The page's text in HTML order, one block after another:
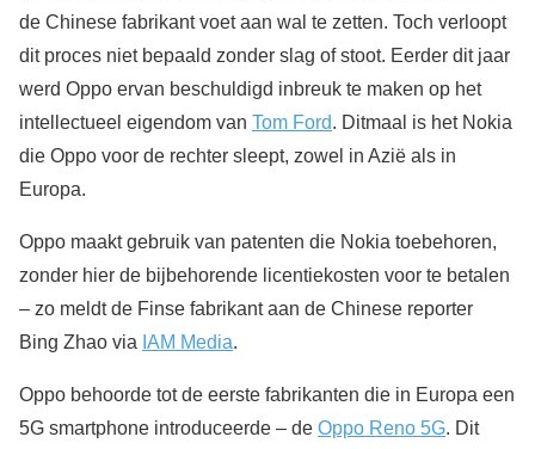
de Chinese fabrikant voet aan wal te zetten. Toch verloopt
dit proces niet bepaald zonder slag of stoot. Eerder dit jaar
werd Oppo ervan beschuldigd inbreuk te maken op het
intellectueel eigendom van Tom Ford. Ditmaal is het Nokia
die Oppo voor de rechter sleept, zowel in Azië als in
Europa.
Oppo maakt gebruik van patenten die Nokia toebehoren,
zonder hier de bijbehorende licentiekosten voor te betalen
– zo meldt de Finse fabrikant aan de Chinese reporter
Bing Zhao via IAM Media.
Oppo behoorde tot de eerste fabrikanten die in Europa een
5G smartphone introduceerde – de Oppo Reno 5G. Dit